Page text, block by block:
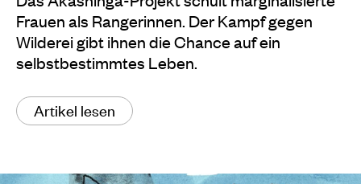
Frauen als Rangerinnen. Der Kampf gegen
Wilderei gibt ihnen die Chance auf ein
selbstbestimmtes Leben.
Artikel lesen